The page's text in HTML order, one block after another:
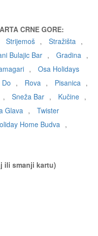
CRNE GORE:
Strijemoš , Stražišta ,
Bulajic Bar , Gradina ,
,
Osa Holidays
, Rova , Pisanica ,
, Sneža Bar , Kučine ,
Glava ,
Twister
Home Budva ,
ili smanji kartu)